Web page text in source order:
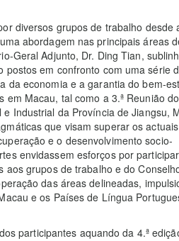
diversos grupos de trabalho desde
abordagem nas principais áreas
Geral Adjunto, Dr. Ding Tian,
postos em confronto com uma série
da economia e a garantia do bem-
Macau, tal como a 3.ª Reunião do
Industrial da Província de Jiangsu,
que visam superar os actuais
e o desenvolvimento socio-
envidassem esforços por
grupos de trabalho e do
das áreas delineadas,
e os Países de Língua
participantes aquando da 4.ª